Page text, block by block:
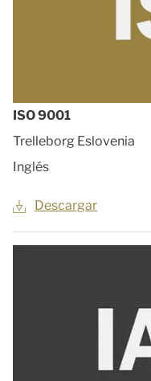
ISO 9001
Trelleborg Eslovenia
Inglés
Descargar